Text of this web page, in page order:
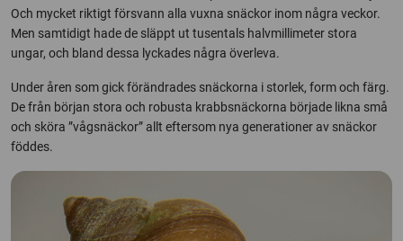
Och mycket riktigt försvann alla vuxna snäckor inom några veckor.
Men samtidigt hade de släppt ut tusentals halvmillimeter stora
ungar, och bland dessa lyckades några överleva.
Under åren som gick förändrades snäckorna i storlek, form och färg.
De från början stora och robusta krabbsnäckorna började likna små
och sköra ”vågsnäckor” allt eftersom nya generationer av snäckor
föddes.